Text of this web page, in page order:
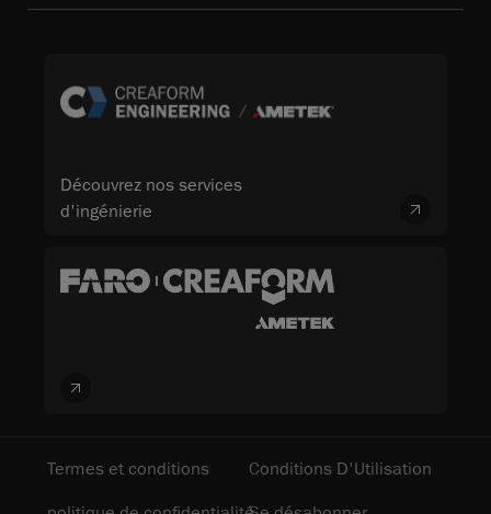
Découvrez nos services
d'ingénierie
Termes et conditions
Conditions D'Utilisation